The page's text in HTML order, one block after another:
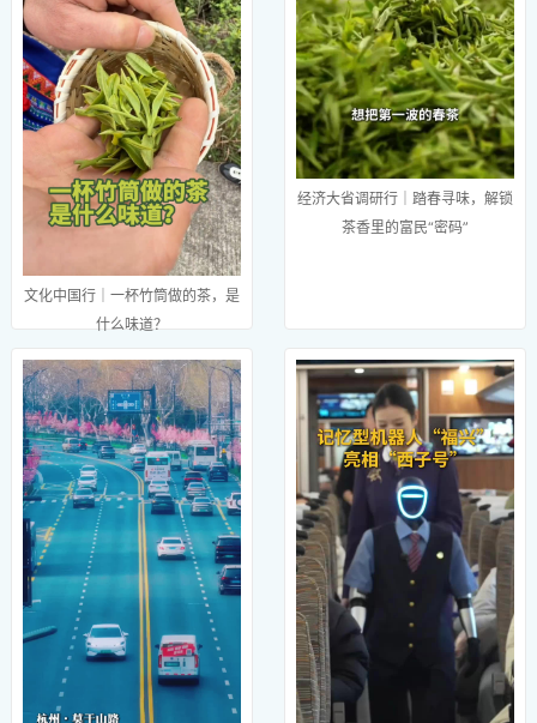
文化中国行｜一杯竹筒做的茶，是
什么味道？
经济大省调研行｜踏春寻味，解锁
茶香里的富民“密码”